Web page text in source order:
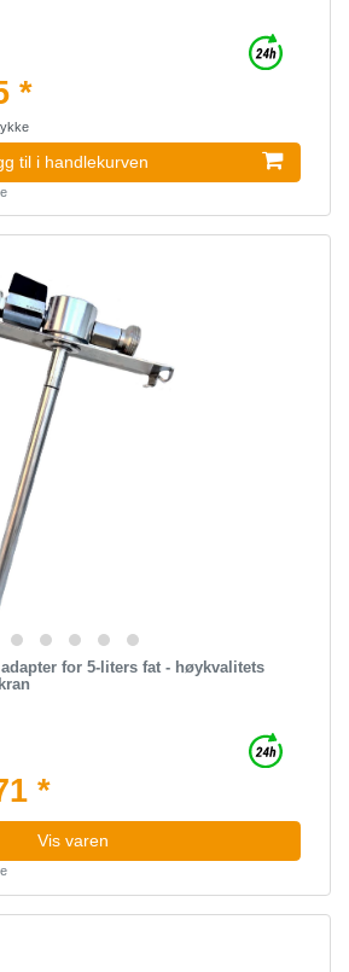
*
til i handlekurven
for 5-liters fat - høykvalitets
*
Vis varen